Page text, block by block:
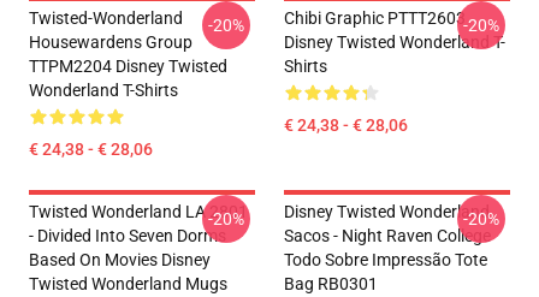
Twisted-Wonderland
Housewardens Group
TTPM2204 Disney Twisted
Wonderland T-Shirts
€ 24,38 - € 28,06
-20%
Chibi Graphic PTTT2603
Disney Twisted Wonderland T-
Shirts
€ 24,38 - € 28,06
-20%
Twisted Wonderland LA 2801
- Divided Into Seven Dorms
Based On Movies Disney
Twisted Wonderland Mugs
-20%
Disney Twisted Wonderland
Sacos - Night Raven College
Todo Sobre Impressão Tote
Bag RB0301
-20%